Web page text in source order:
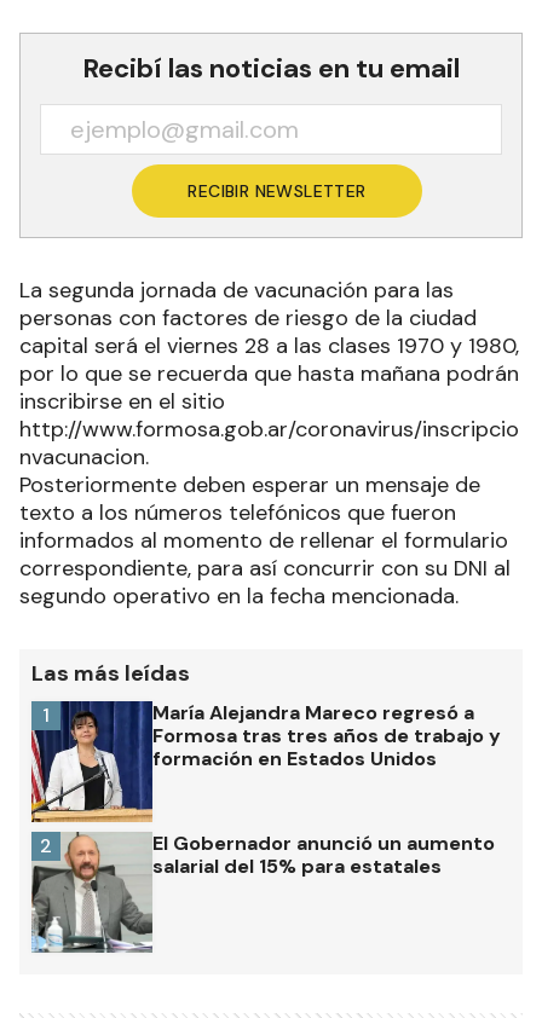
Recibí las noticias en tu email
RECIBIR NEWSLETTER
La segunda jornada de vacunación para las
personas con factores de riesgo de la ciudad
capital será el viernes 28 a las clases 1970 y 1980,
por lo que se recuerda que hasta mañana podrán
inscribirse en el sitio
http://www.formosa.gob.ar/coronavirus/inscripcio
nvacunacion.
Posteriormente deben esperar un mensaje de
texto a los números telefónicos que fueron
informados al momento de rellenar el formulario
correspondiente, para así concurrir con su DNI al
segundo operativo en la fecha mencionada.
Las más leídas
María Alejandra Mareco regresó a
Formosa tras tres años de trabajo y
formación en Estados Unidos
1
El Gobernador anunció un aumento
salarial del 15% para estatales
2